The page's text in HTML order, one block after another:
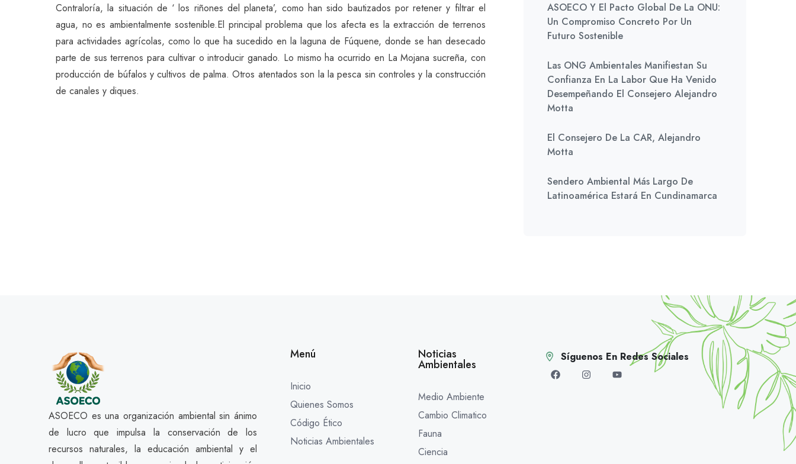
Contraloría, la situación de ‘ los riñones del planeta’, como han sido bautizados por retener y filtrar el
agua, no es ambientalmente sostenible.El principal problema que los afecta es la extracción de terrenos
para actividades agrícolas, como lo que ha sucedido en la laguna de Fúquene, donde se han desecado
parte de sus terrenos para cultivar o introducir ganado. Lo mismo ha ocurrido en La Mojana sucreña, con
producción de búfalos y cultivos de palma. Otros atentados son la la pesca sin controles y la construcción
de canales y diques.
ASOECO Y El Pacto Global De La ONU:
Un Compromiso Concreto Por Un
Futuro Sostenible
Las ONG Ambientales Manifiestan Su
Confianza En La Labor Que Ha Venido
Desempeñando El Consejero Alejandro
Motta
El Consejero De La CAR, Alejandro
Motta
Sendero Ambiental Más Largo De
Latinoamérica Estará En Cundinamarca
ASOECO es una organización ambiental sin ánimo
de lucro que impulsa la conservación de los
recursos naturales, la educación ambiental y el
Menú
Inicio
Quienes Somos
Código Ético
Noticias Ambientales
Noticias
Ambientales
Medio Ambiente
Cambio Climatico
Fauna
Ciencia
Síguenos En Redes Sociales